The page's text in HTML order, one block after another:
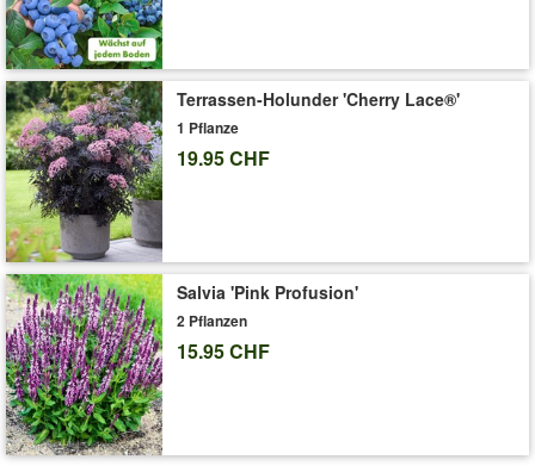
Liefergrösse:5-8 cm-Topfballen
'Erdbeeren '
Pflege-Tipps
Terrassen-Holunder 'Cherry Lace®'
1 Pflanze
19.95 CHF
Salvia 'Pink Profusion'
2 Pflanzen
15.95 CHF